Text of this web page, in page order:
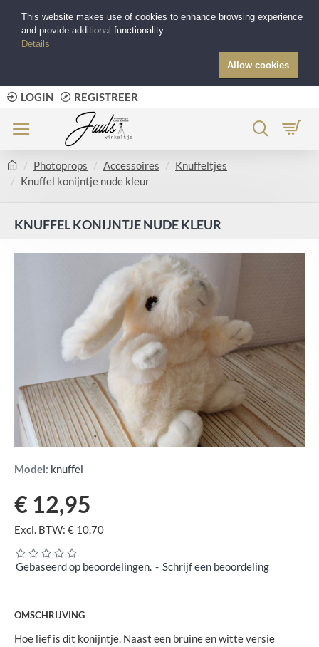
LOGIN REGISTREER
Photoprops Accessoires
Knuffeltjes
Knuffel konijntje nude kleur
KNUFFEL KONIJNTJE NUDE KLEUR
Model: knuffel
Gebaseerd op beoordelingen. - Schrijf een beoordeling
€ 12,95
Excl. BTW: € 10,70
OMSCHRIJVING
Hoe lief is dit konijntje. Naast een bruine en witte versie
This website makes use of cookies to enhance browsing experience
and provide additional functionality.
Details
Allow cookies